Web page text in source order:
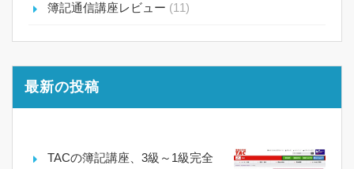
簿記通信講座レビュー (11)
最新の投稿
TACの簿記講座、3級～1級完全